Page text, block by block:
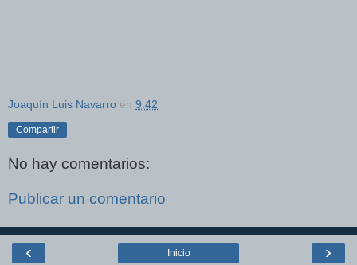
Joaquín Luis Navarro en 9:42
Compartir
No hay comentarios:
Publicar un comentario
‹ ›
Inicio